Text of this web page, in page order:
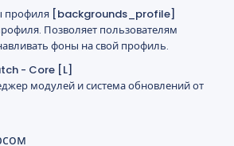
профиля [backgrounds_profile]
Позволяет пользователям
фоны на свой профиль.
- Core [L]
модулей и система обновлений от